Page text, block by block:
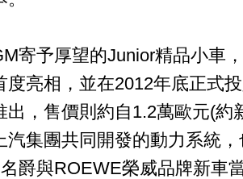
寄予厚望的Junior精品小車
度亮相，並在2012年底正式
出，售價則約自1.2萬歐元(約
汽集團共同開發的動力系統
爵與ROEWE榮威品牌新車